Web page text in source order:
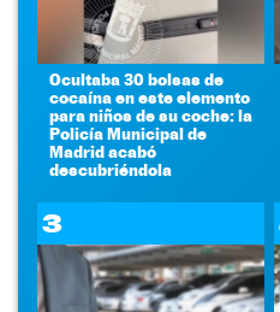
Ocultaba 30 bolsas de
cocaína en este elemento
para niños de su coche: la
Policía Municipal de
Madrid acabó
descubriéndola
3